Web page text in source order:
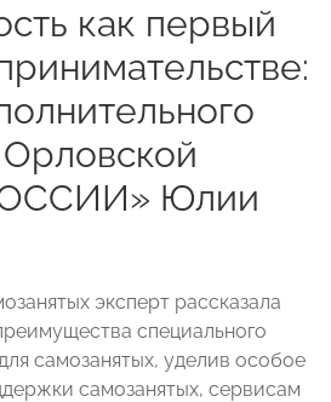
как первый
Юлии
эксперт рассказала
специального
самозанятых, уделив особое
самозанятых, сервисам